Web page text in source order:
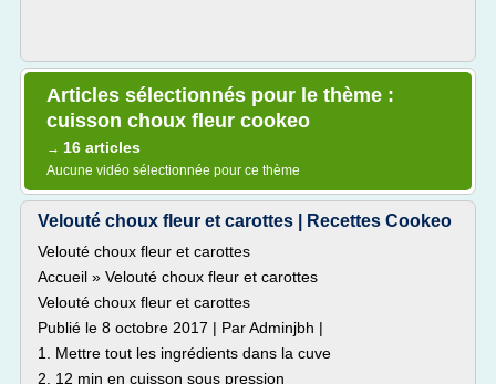
Articles sélectionnés pour le thème :
cuisson choux fleur cookeo
→ 16 articles
Aucune vidéo sélectionnée pour ce thème
Velouté choux fleur et carottes | Recettes Cookeo
Velouté choux fleur et carottes
Accueil » Velouté choux fleur et carottes
Velouté choux fleur et carottes
Publié le 8 octobre 2017 | Par Adminjbh |
1. Mettre tout les ingrédients dans la cuve
2. 12 min en cuisson sous pression